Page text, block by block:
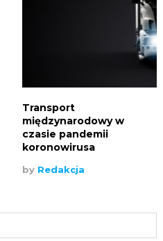
Transport
międzynarodowy w
czasie pandemii
koronowirusa
by Redakcja